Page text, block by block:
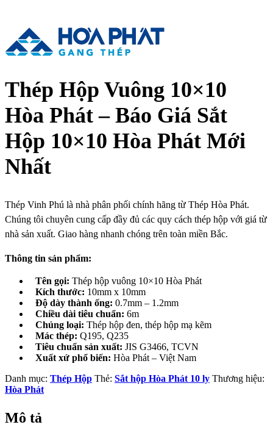
Thép Hộp Vuông 10×10
Hòa Phát – Báo Giá Sắt
Hộp 10×10 Hòa Phát Mới
Nhất
Thép Vinh Phú là nhà phân phối chính hãng từ Thép Hòa Phát.
Chúng tôi chuyên cung cấp đầy đủ các quy cách thép hộp với giá từ
nhà sản xuất. Giao hàng nhanh chóng trên toàn miền Bắc.
Thông tin sản phẩm:
Tên gọi: Thép hộp vuông 10×10 Hòa Phát
Kích thước: 10mm x 10mm
Độ dày thành ống: 0.7mm – 1.2mm
Chiều dài tiêu chuẩn: 6m
Chủng loại: Thép hộp đen, thép hộp mạ kẽm
Mác thép: Q195, Q235
Tiêu chuẩn sản xuất: JIS G3466, TCVN
Xuất xứ phổ biến: Hòa Phát – Việt Nam
Danh mục: Thép Hộp Thẻ: Sắt hộp Hòa Phát 10 ly Thương hiệu:
Hòa Phát
Mô tả